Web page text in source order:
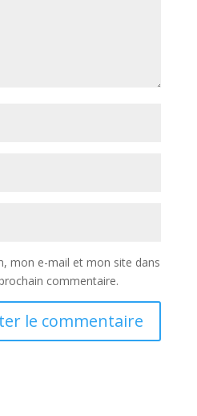
mon e-mail et mon site dans
commentaire.